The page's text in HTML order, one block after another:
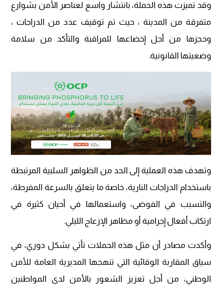
وقد تميزت هذه الحملة، بانتشار واسع لعناصر الأمن بشوارع
متفرقة من المدينة ، حيث تم توقيف عدد من الدراجات ،
وحجزها من أجل إخضاعها للمراقبة والتأكد من سلامة
وضعيتها القانونية.
وتهدف هذه العملية إلى الحد من الظواهر السلبية المرتبطة
باستخدام الدراجات النارية، خاصة ما يتعلق بالسرعة المفرطة،
والتسبب في الفوضى، واستعمالها في أحيان كثيرة في
ارتكاب أفعال إجرامية أو مظاهر الإزعاج الليلي.
وأكدت مصادر أن مثل هذه الحملات تأتي بشكل دوري، في
سياق المقاربة الوقائية التي تنهجها المديرية العامة للأمن
الوطني، من أجل تعزيز الشعور بالأمن لدى المواطنين